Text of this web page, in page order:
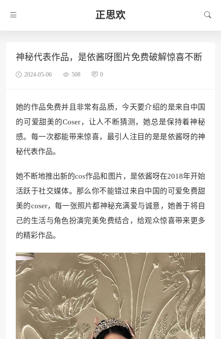
正思欢
神秘代表作品，是依酱呀图片免费破解惊喜不断
2024-05-06 508 0
她的作品免费并且非常有品质，今天要介绍的是来自中国
的可爱甜美的Coser，让人不断猜测，她总是保持着神秘
感。每一次都能带来惊喜，最引人注目的是是依酱呀的神
秘代表作品。
她不断地推出新的cos作品和图片，是依酱呀在2018年开始
活跃于社交媒体。那么你不能错过来自中国的可爱免费甜
美的coser，每一张照片都神秘充满爱与诚意，她善于将自
己的生活与角色扮演完美免费结合，给观众惊喜带来更多
的精彩作品。